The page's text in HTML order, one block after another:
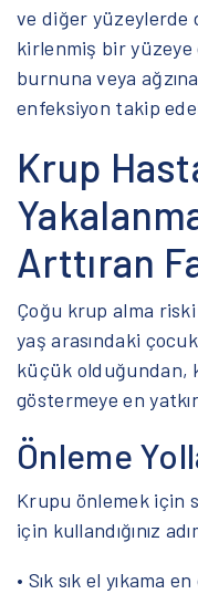
ve diğer yüzeylerde
kirlenmiş bir yüzeye
burnuna veya
enfeksiyon takip
Krup
Arttıran
Çoğu krup alma
yaş arasındaki
küçük olduğundan,
göstermeye en
Önleme
Krupu önlemek için
için kullandığınız
• Sık sık el yıkama